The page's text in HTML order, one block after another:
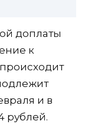
доплаты
к
и в
рублей.